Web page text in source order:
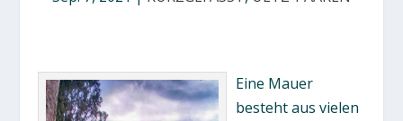
Eine Mauer
besteht aus vielen